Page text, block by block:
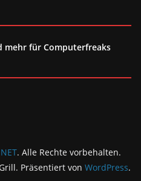
. Alle Rechte vorbehalten.
Präsentiert von WordPress.